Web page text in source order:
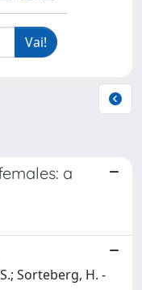
a
Sorteberg, H. -